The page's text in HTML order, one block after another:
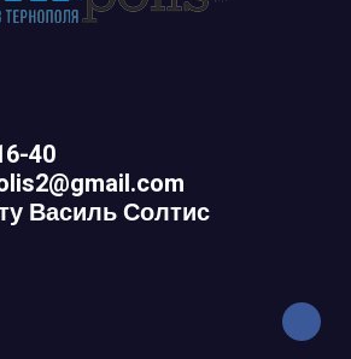
40
Василь Солтис